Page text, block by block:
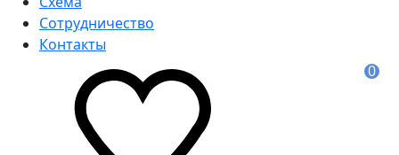
Сотрудничество
Контакты
0